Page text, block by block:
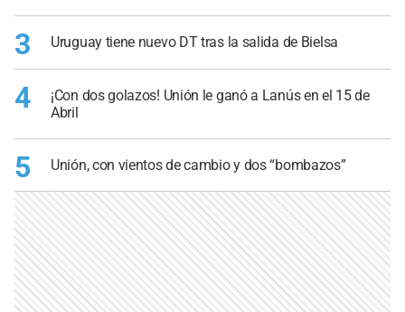
3 Uruguay tiene nuevo DT tras la salida de Bielsa
4
¡Con dos golazos! Unión le ganó a Lanús en el 15 de
Abril
5 Unión, con vientos de cambio y dos “bombazos”